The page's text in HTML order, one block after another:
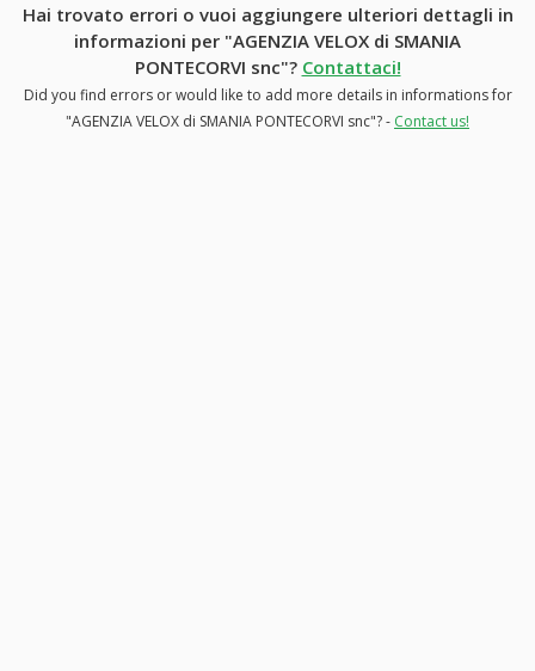
Hai trovato errori o vuoi aggiungere ulteriori dettagli in
informazioni per "AGENZIA VELOX di SMANIA
PONTECORVI snc"? Contattaci!
Did you find errors or would like to add more details in informations for
"AGENZIA VELOX di SMANIA PONTECORVI snc"? - Contact us!